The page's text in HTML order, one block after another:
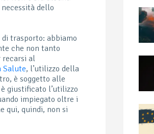
dello
trasporto: abbiamo
che non tanto
recarsi al
Salute, l’utilizzo della
è soggetto alle
giustificato l’utilizzo
impiegato oltre i
qui, quindi, non si